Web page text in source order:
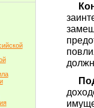
Под